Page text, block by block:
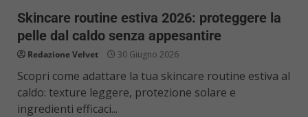
Skincare routine estiva 2026: proteggere la
pelle dal caldo senza appesantire
Redazione Velvet 30 Giugno 2026
Scopri come adattare la tua skincare routine estiva al
caldo: texture leggere, protezione solare e
ingredienti efficaci...